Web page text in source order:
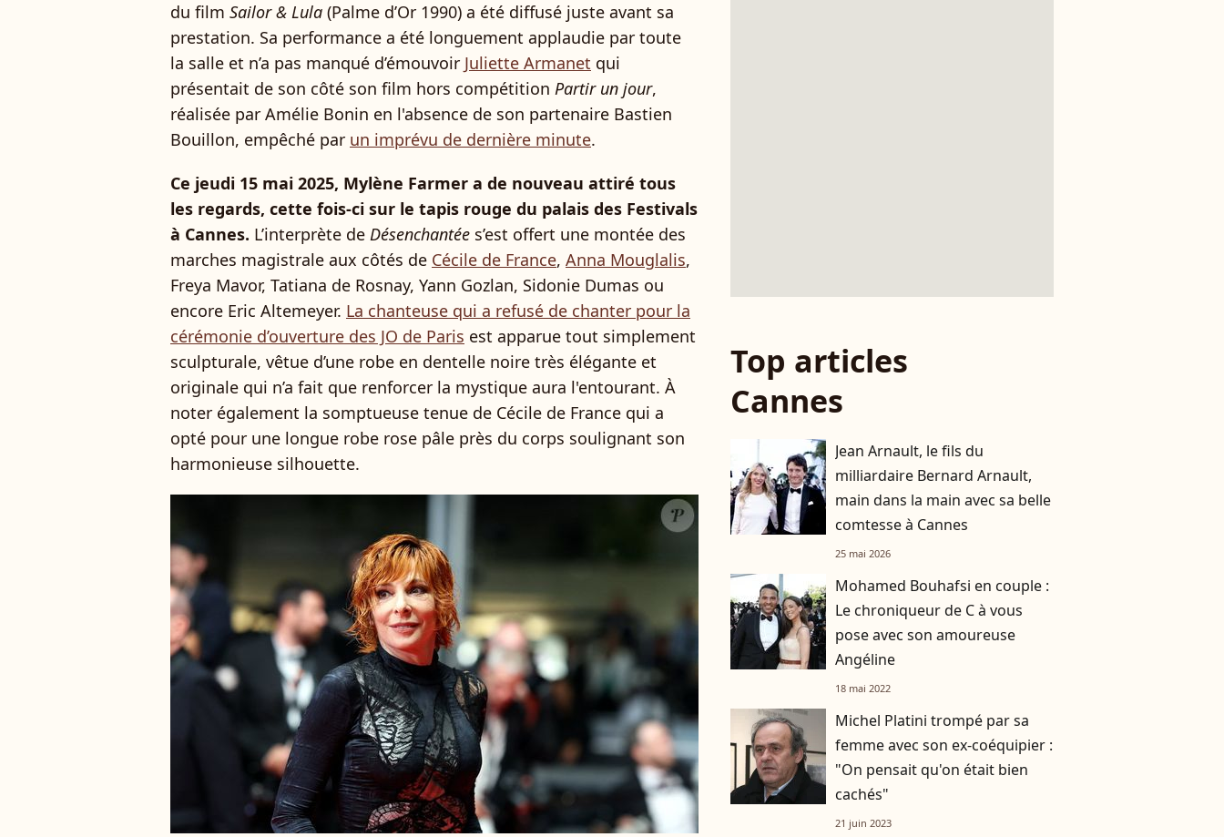
du film Sailor & Lula (Palme d’Or 1990) a été diffusé juste avant sa
prestation. Sa performance a été longuement applaudie par toute
la salle et n’a pas manqué d’émouvoir Juliette Armanet qui
présentait de son côté son film hors compétition Partir un jour,
réalisée par Amélie Bonin en l'absence de son partenaire Bastien
Bouillon, empêché par un imprévu de dernière minute.
Ce jeudi 15 mai 2025, Mylène Farmer a de nouveau attiré tous
les regards, cette fois-ci sur le tapis rouge du palais des Festivals
à Cannes. L’interprète de Désenchantée s’est offert une montée des
marches magistrale aux côtés de Cécile de France, Anna Mouglalis,
Freya Mavor, Tatiana de Rosnay, Yann Gozlan, Sidonie Dumas ou
encore Eric Altemeyer. La chanteuse qui a refusé de chanter pour la
cérémonie d’ouverture des JO de Paris est apparue tout simplement
sculpturale, vêtue d’une robe en dentelle noire très élégante et
originale qui n’a fait que renforcer la mystique aura l'entourant. À
noter également la somptueuse tenue de Cécile de France qui a
opté pour une longue robe rose pâle près du corps soulignant son
harmonieuse silhouette.
Top articles
Cannes
Jean Arnault, le fils du
milliardaire Bernard Arnault,
main dans la main avec sa belle
comtesse à Cannes
25 mai 2026
Mohamed Bouhafsi en couple :
Le chroniqueur de C à vous
pose avec son amoureuse
Angéline
18 mai 2022
Michel Platini trompé par sa
femme avec son ex-coéquipier :
"On pensait qu'on était bien
cachés"
21 juin 2023